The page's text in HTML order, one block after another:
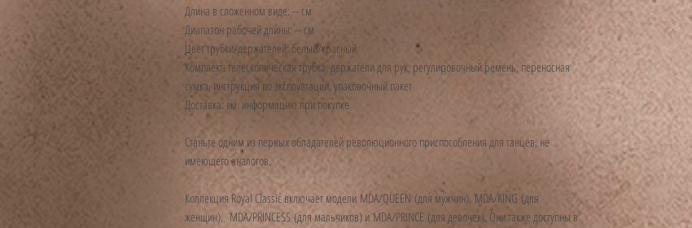
Длина в сложенном виде: -- см
Диапазон рабочей длины: -- см
Цвет трубки/держателей: белый/красный
Комплект: телескопическая трубка, держатели для рук, регулировочный ремень, переносная
сумка, инструкция по эксплуатации, упаковочный пакет
Доставка: см. информацию при покупке
Cтаньте одним из первых обладателей революционного приспособления для танцев, не
имеющего аналогов.
Коллекция Royal Classic включает модели MDA/QUEEN (для мужчин), MDA/KING (для
женщин), MDA/PRINCESS (для мальчиков) и MDA/PRINCE (для девочек). Они также доступны в